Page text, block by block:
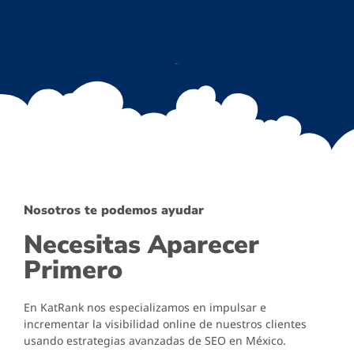
Nosotros te podemos ayudar
Necesitas Aparecer
Primero
En KatRank nos especializamos en impulsar e
incrementar la visibilidad online de nuestros clientes
usando estrategias avanzadas de SEO en México.